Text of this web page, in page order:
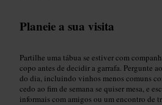
Planeie a sua visita
Partilhe uma tábua se estiver com
copo antes de decidir a garrafa. Pergunte
do dia, incluindo vinhos menos comuns
cedo ao fim de semana se quiser mesa, e
informais com amigos ou um encontro de